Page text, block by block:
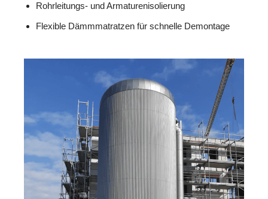
Rohrleitungs- und Armaturenisolierung
Flexible Dämmmatratzen für schnelle Demontage